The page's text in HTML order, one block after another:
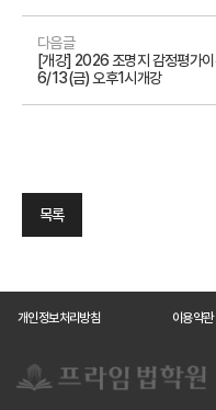
다음글
[개강] 2026 조명지 감정평가
6/13(금) 오후1시개강
목록
개인정보처리방침 이용약관